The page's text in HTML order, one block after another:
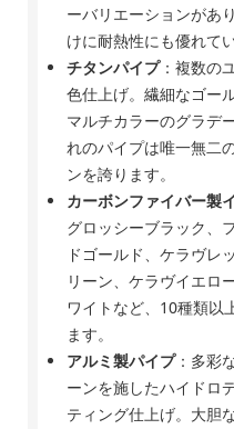
ーバリエーションがあ
けに耐熱性にも優れてい
チタンパイプ：複数の
色仕上げ。繊細なゴー
マルチカラーのグラデ
れのパイプは唯一無二
ンを誇ります。
カーボンファイバー製
グロッシーブラック、
ドゴールド、ケラヴレ
リーン、ケラヴイエロ
ワイトなど、10種類以
ます。
アルミ製パイプ：多彩
ーンを施したハイドロ
ティング仕上げ。大胆